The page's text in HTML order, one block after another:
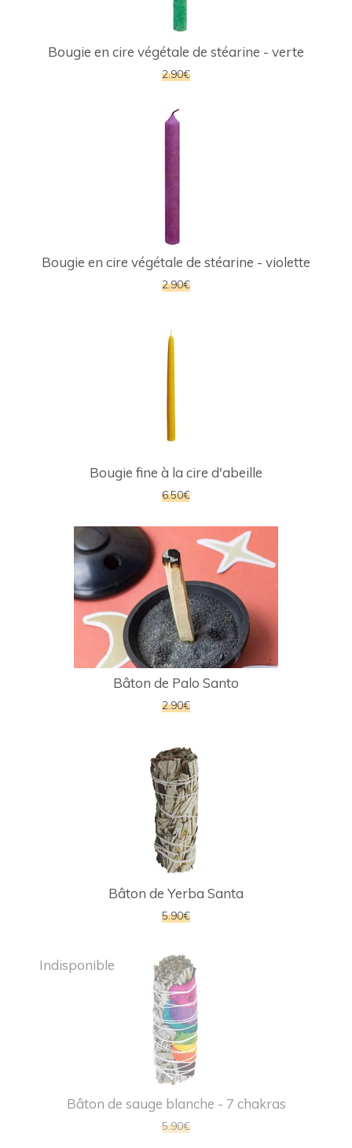
Bougie en cire végétale de stéarine - verte
2.90€
Bougie en cire végétale de stéarine - violette
2.90€
Bougie fine à la cire d'abeille
6.50€
Bâton de Palo Santo
2.90€
Bâton de Yerba Santa
5.90€
Indisponible
Bâton de sauge blanche - 7 chakras
5.90€